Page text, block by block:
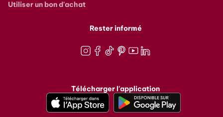
Utiliser un bon d'achat
Rester informé
Télécharger l'application